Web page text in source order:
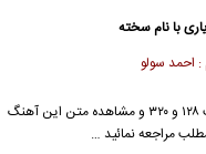
با نام سخته
: احمد سولو
با کیفیت ۱۲۸ و ۳۲۰ و مشاهده متن این آهنگ
مراجعه نمائید …